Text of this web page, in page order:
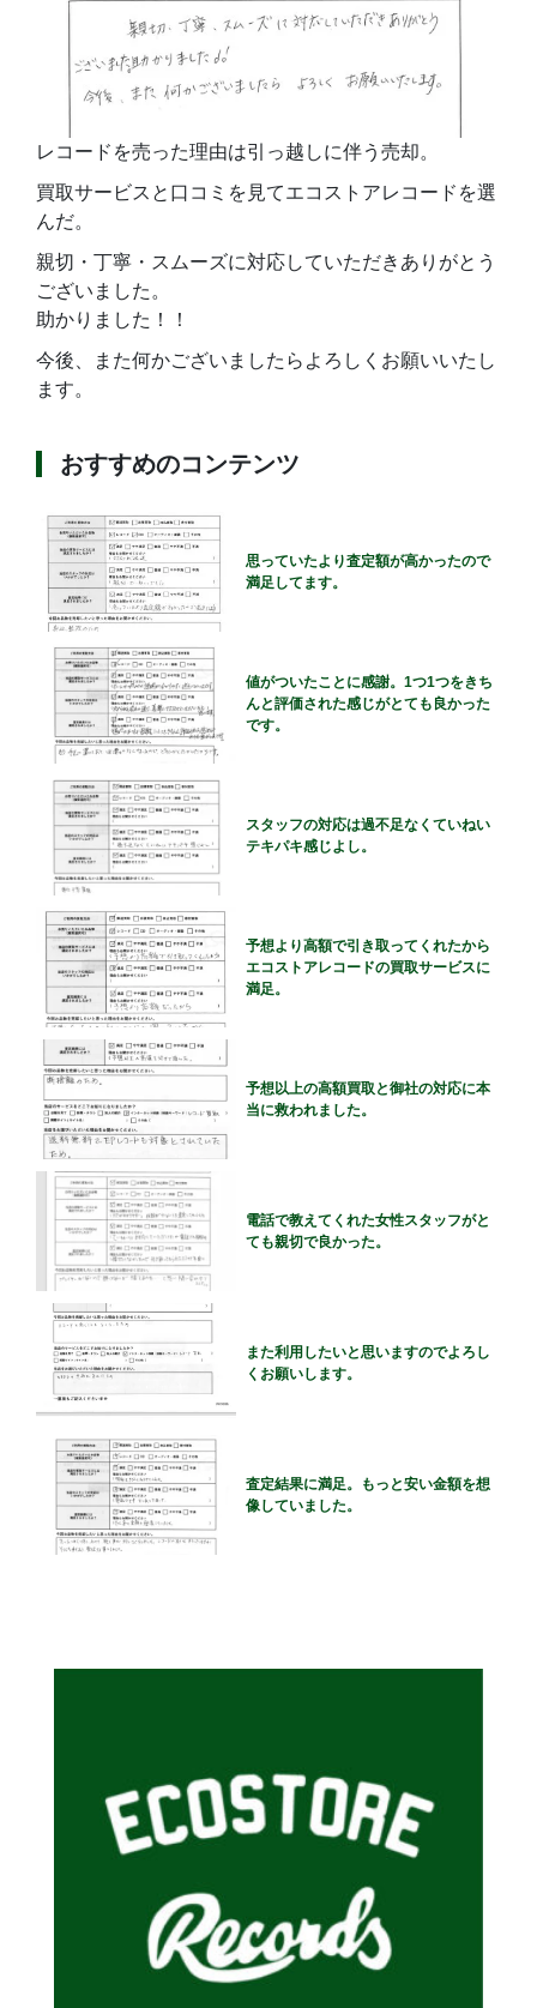
レコードを売った理由は引っ越しに伴う売却。
買取サービスと口コミを見てエコストアレコードを選
んだ。
親切・丁寧・スムーズに対応していただきありがとう
ございました。
助かりました！！
今後、また何かございましたらよろしくお願いいたし
ます。
おすすめのコンテンツ
思っていたより査定額が高かったので
満足してます。
値がついたことに感謝。1つ1つをきち
んと評価された感じがとても良かった
です。
スタッフの対応は過不足なくていねい
テキパキ感じよし。
予想より高額で引き取ってくれたから
エコストアレコードの買取サービスに
満足。
予想以上の高額買取と御社の対応に本
当に救われました。
電話で教えてくれた女性スタッフがと
ても親切で良かった。
また利用したいと思いますのでよろし
くお願いします。
査定結果に満足。もっと安い金額を想
像していました。